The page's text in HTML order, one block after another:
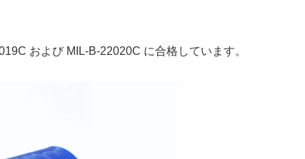
および MIL-B-22020C に合格しています。